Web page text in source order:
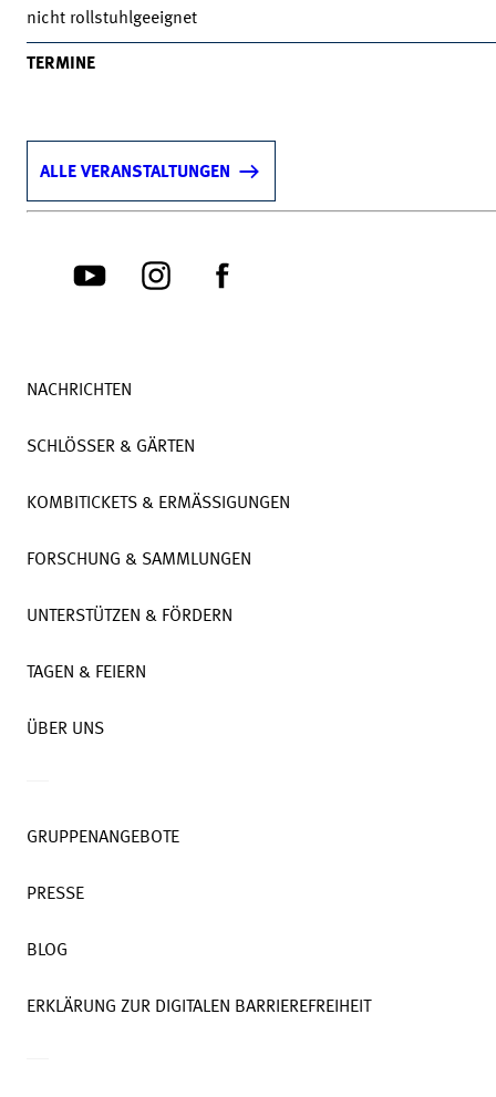
nicht rollstuhlgeeignet
TERMINE
ALLE VERANSTALTUNGEN
NACHRICHTEN
SCHLÖSSER & GÄRTEN
KOMBITICKETS & ERMÄSSIGUNGEN
FORSCHUNG & SAMMLUNGEN
UNTERSTÜTZEN & FÖRDERN
TAGEN & FEIERN
ÜBER UNS
GRUPPENANGEBOTE
PRESSE
BLOG
ERKLÄRUNG ZUR DIGITALEN BARRIEREFREIHEIT